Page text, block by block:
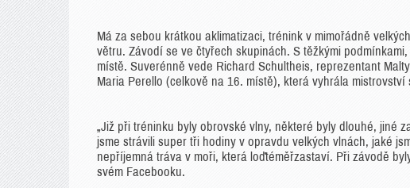
Má za sebou krátkou aklimatizaci, trénink v mimořádně
větru. Závodí se ve čtyřech skupinách. S těžkými
místě. Suverénně vede Richard Schultheis, reprezentant
Maria Perello (celkově na 16. místě), která vyhrála
„Již při tréninku byly obrovské vlny, některé byly dlouhé, jiné
jsme strávili super tři hodiny v opravdu velkých vlnách, jaké
nepříjemná tráva v moři, která loďtéměřzastaví. Při závodě
svém Facebooku.